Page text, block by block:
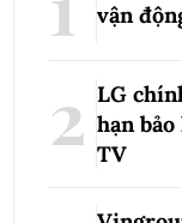
vận
LG
hạn
TV